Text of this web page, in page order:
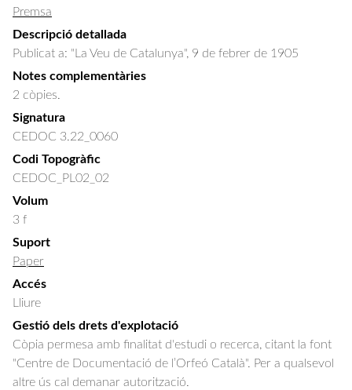
Premsa
Descripció detallada
Publicat a: "La Veu de Catalunya", 9 de febrer de 1905
Notes complementàries
2 còpies.
Signatura
CEDOC 3.22_0060
Codi Topogràfic
CEDOC_PL02_02
Volum
3 f
Suport
Paper
Accés
Lliure
Gestió dels drets d'explotació
Còpia permesa amb finalitat d'estudi o recerca, citant la font
"Centre de Documentació de l’Orfeó Català". Per a qualsevol
altre ús cal demanar autorització.